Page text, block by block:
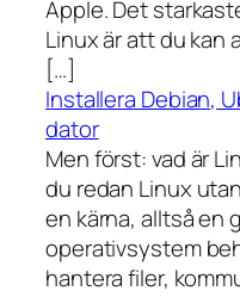
Apple. Det
Linux är att du kan
[…]
Installera Debian,
dator
Men först: vad är
du redan Linux
en kärna, alltså en
operativsystem
hantera filer,